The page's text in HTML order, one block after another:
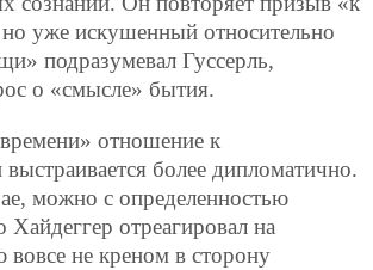
уже искушенный относительно
подразумевал Гуссерль,
о «смысле» бытия.
отношение к
более дипломатично.
можно с определенностью
Хайдеггер отреагировал на
не креном в сторону